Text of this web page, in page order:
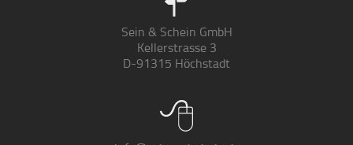
Sein & Schein GmbH
Kellerstrasse 3
D-91315 Höchstadt